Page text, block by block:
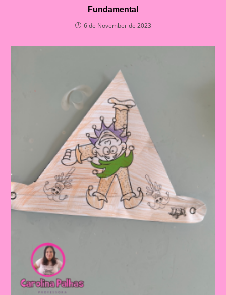
Fundamental
6 de November de 2023